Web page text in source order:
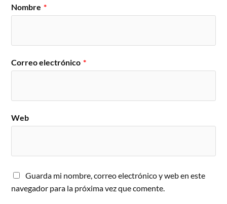
Nombre *
Correo electrónico *
Web
Guarda mi nombre, correo electrónico y web en este
navegador para la próxima vez que comente.